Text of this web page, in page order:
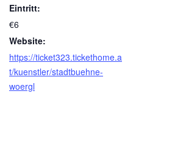
Eintritt:
€6
Website:
https://ticket323.tickethome.a
t/kuenstler/stadtbuehne-
woergl